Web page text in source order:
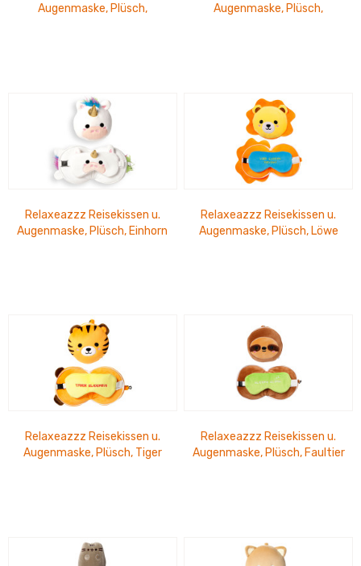
Augenmaske, Plüsch,
Augenmaske, Plüsch,
Relaxeazzz Reisekissen u.
Augenmaske, Plüsch, Einhorn
Relaxeazzz Reisekissen u.
Augenmaske, Plüsch, Löwe
Relaxeazzz Reisekissen u.
Augenmaske, Plüsch, Tiger
Relaxeazzz Reisekissen u.
Augenmaske, Plüsch, Faultier